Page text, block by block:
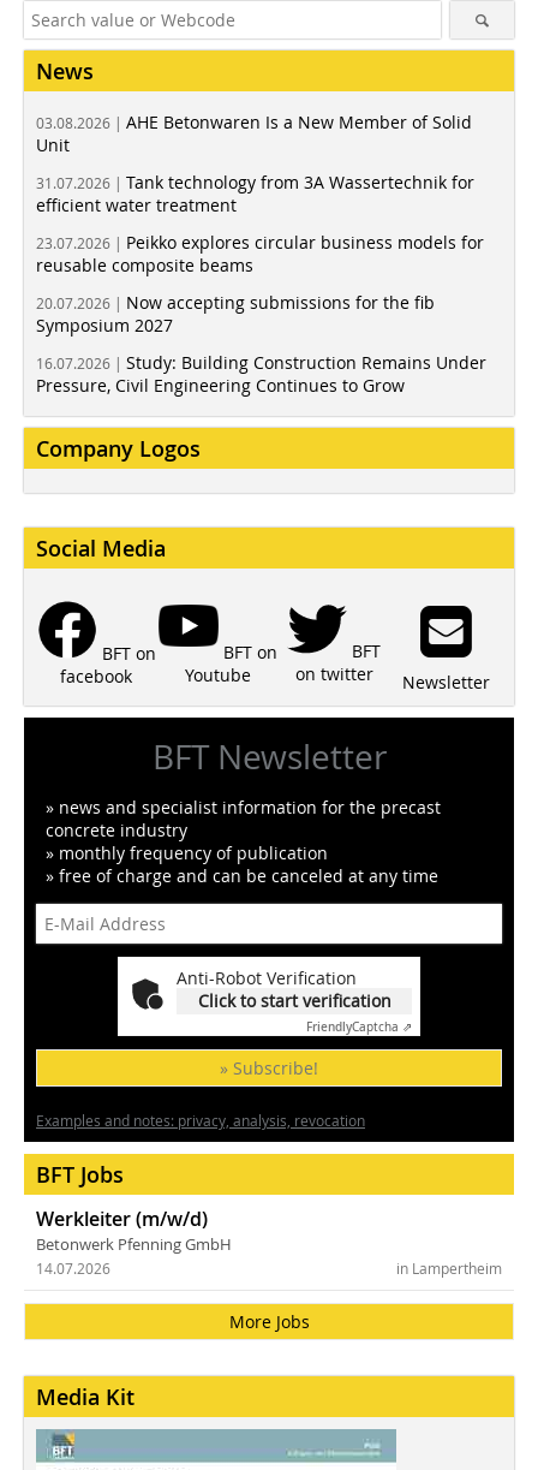
News
03.08.2026 | AHE Betonwaren Is a New Member of Solid
Unit
31.07.2026 | Tank technology from 3A Wassertechnik for
efficient water treatment
23.07.2026 | Peikko explores circular business models for
reusable composite beams
20.07.2026 | Now accepting submissions for the fib
Symposium 2027
16.07.2026 | Study: Building Construction Remains Under
Pressure, Civil Engineering Continues to Grow
Company Logos
Social Media
BFT on
facebook
BFT on
Youtube
BFT
on twitter
Newsletter
BFT Newsletter
» news and specialist information for the precast
concrete industry
» monthly frequency of publication
» free of charge and can be canceled at any time
Anti-Robot Verification
Click to start verification
FriendlyCaptcha ⇗
» Subscribe!
Examples and notes: privacy, analysis, revocation
BFT Jobs
Werkleiter (m/w/d)
Betonwerk Pfenning GmbH
in Lampertheim
14.07.2026
More Jobs
Media Kit